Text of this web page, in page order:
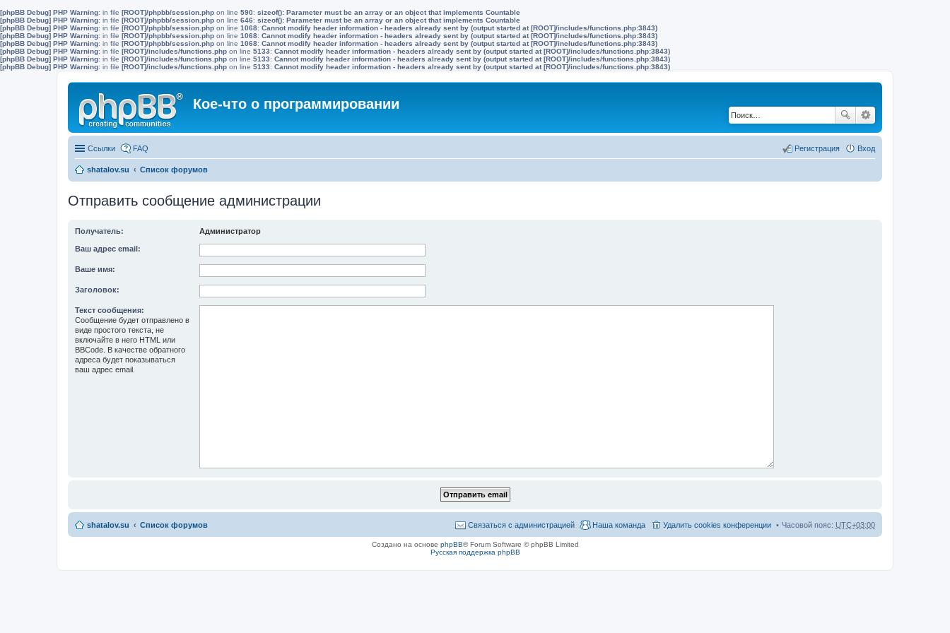
[phpBB Debug] PHP Warning: in file [ROOT]/phpbb/session.php on line 590: sizeof(): Parameter must be an array or an object that implements Countable
[phpBB Debug] PHP Warning: in file [ROOT]/phpbb/session.php on line 646: sizeof(): Parameter must be an array or an object that implements Countable
[phpBB Debug] PHP Warning: in file [ROOT]/phpbb/session.php on line 1068: Cannot modify header information - headers already sent by (output started at [ROOT]/includes/functions.php:3843)
[phpBB Debug] PHP Warning: in file [ROOT]/phpbb/session.php on line 1068: Cannot modify header information - headers already sent by (output started at [ROOT]/includes/functions.php:3843)
[phpBB Debug] PHP Warning: in file [ROOT]/phpbb/session.php on line 1068: Cannot modify header information - headers already sent by (output started at [ROOT]/includes/functions.php:3843)
[phpBB Debug] PHP Warning: in file [ROOT]/includes/functions.php on line 5133: Cannot modify header information - headers already sent by (output started at [ROOT]/includes/functions.php:3843)
[phpBB Debug] PHP Warning: in file [ROOT]/includes/functions.php on line 5133: Cannot modify header information - headers already sent by (output started at [ROOT]/includes/functions.php:3843)
[phpBB Debug] PHP Warning: in file [ROOT]/includes/functions.php on line 5133: Cannot modify header information - headers already sent by (output started at [ROOT]/includes/functions.php:3843)
Кое-что о программировании
Ссылки FAQ Вход
Регистрация
shatalov.su Список форумов
Отправить сообщение администрации
Получатель: Администратор
Ваш адрес email:
Ваше имя:
Заголовок:
Текст сообщения:
Сообщение будет отправлено в
виде простого текста, не
включайте в него HTML или
BBCode. В качестве обратного
адреса будет показываться
ваш адрес email.
shatalov.su Список форумов Часовой пояс: UTC+03:00
Удалить cookies конференции
Наша команда
Связаться с администрацией
Создано на основе phpBB® Forum Software © phpBB Limited
Русская поддержка phpBB